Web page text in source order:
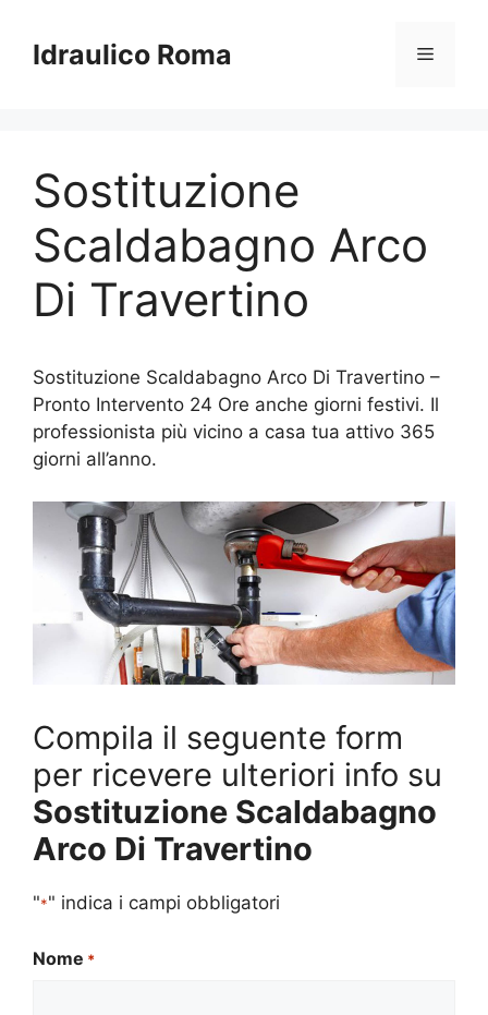
contenuto
Idraulico Roma Menu
Sostituzione
Scaldabagno Arco
Di Travertino
Sostituzione Scaldabagno Arco Di Travertino –
Pronto Intervento 24 Ore anche giorni festivi. Il
professionista più vicino a casa tua attivo 365
giorni all’anno.
Compila il seguente form
per ricevere ulteriori info su
Sostituzione Scaldabagno
Arco Di Travertino
"*" indica i campi obbligatori
Nome *